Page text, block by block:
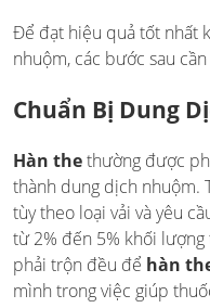
Để đạt hiệu quả tốt nhất
nhuộm, các bước sau
Chuẩn Bị Dung
Hàn thethường được
thành dung dịch nhuộm.
tùy theo loại vải và yêu
từ 2% đến 5% khối
phải trộn đều để hàn
mình trong việc giúp